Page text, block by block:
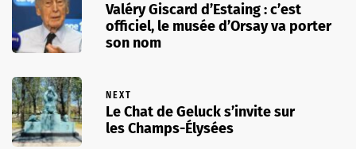
Valéry Giscard d’Estaing : c’est
officiel, le musée d’Orsay va porter
son nom
NEXT
Le Chat de Geluck s’invite sur
les Champs-Élysées